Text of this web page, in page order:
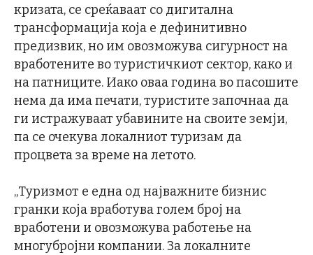
кризата, се среќаваат со дигитална
трансформација која е дефинитивно
предизвик, но им овозможува сигурност на
вработените во туристичкиот сектор, како и
на патниците. Иако оваа година во пасошите
нема да има печати, туристите започнаа да
ги истражуваат убавините на своите земји,
па се очекува локалниот туризам да
процвета за време на летото.
„Туризмот е една од најважните бизнис
гранки која вработува голем број на
вработени и овозможува работење на
многубројни компании. За локалните